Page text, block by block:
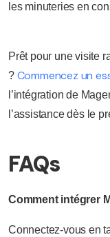
les minuteries en
Prêt pour une visite
?Commencez un
l’intégration de
l’assistance dès le
FAQs
Comment intégrer
Connectez-vous en